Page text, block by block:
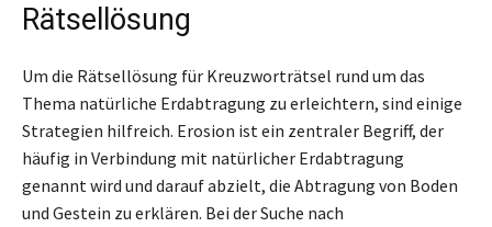
Rätsellösung
Um die Rätsellösung für Kreuzworträtsel rund um das
Thema natürliche Erdabtragung zu erleichtern, sind einige
Strategien hilfreich. Erosion ist ein zentraler Begriff, der
häufig in Verbindung mit natürlicher Erdabtragung
genannt wird und darauf abzielt, die Abtragung von Boden
und Gestein zu erklären. Bei der Suche nach